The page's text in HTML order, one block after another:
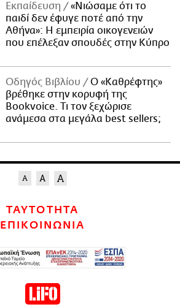
Εκπαίδευση
«Νιώσαμε ότι το
παιδί δεν έφυγε ποτέ από την
Αθήνα»: Η εμπειρία οικογενειών
που επέλεξαν σπουδές στην Κύπρο
Οδηγός Βιβλίου
Ο «Καθρέφτης»
βρέθηκε στην κορυφή της
Bookvoice. Τι τον ξεχώρισε
ανάμεσα στα μεγάλα best sellers;
ΤΑΥΤΟΤΗΤΑ
ΕΠΙΚΟΙΝΩΝΙΑ